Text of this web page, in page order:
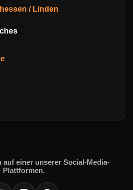
/ Linden
auf einer unserer Social-Media-
Plattformen.